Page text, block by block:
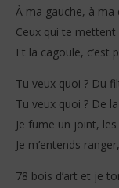
À ma gauche, à ma
Ceux qui te mettent
Et la cagoule, c’est
Tu veux quoi ? Du
Tu veux quoi ? De
Je fume un joint,
Je m’entends
78 bois d’art et je